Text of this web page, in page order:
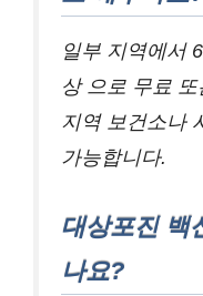
일부 지역에서
상 으로 무료
지역 보건소나
가능합니다.
대상포진 백
나요?